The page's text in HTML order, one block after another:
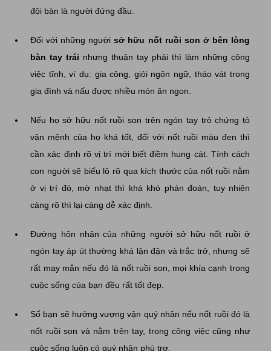
đội bàn là người đứng đầu.
Đối với những ngườisở hữu nốt ruồi son ở bên lòng
bàn tay trái nhưng thuận tay phải thì làm những công
việc tĩnh, ví dụ: gia công, giỏi ngôn ngữ, tháo vát trong
gia đình và nấu được nhiều món ăn ngon.
Nếu họ sở hữu nốt ruồi son trên ngón tay trỏ chứng tỏ
vận mệnh của họ khá tốt, đối với nốt ruồi màu đen thì
cần xác định rõ vị trí mới biết điềm hung cát. Tính cách
con người sẽ biểu lộ rõ qua kích thước của nốt ruồi nằm
ở vị trí đó, mờ nhạt thì khá khó phán đoán, tuy nhiên
càng rõ thì lại càng dễ xác định.
Đường hôn nhân của những người sở hữu nốt ruồi ở
ngón tay áp út thường khá lận đận và trắc trở, nhưng sẽ
rất may mắn nếu đó là nốt ruồi son, mọi khía cạnh trong
cuộc sống của bạn đều rất tốt đẹp.
Số bạn sẽ hưởng vượng vận quý nhân nếu nốt ruồi đó là
nốt ruồi son và nằm trên tay, trong công việc cũng như
cuộc sống luôn có quý nhân phù trợ.